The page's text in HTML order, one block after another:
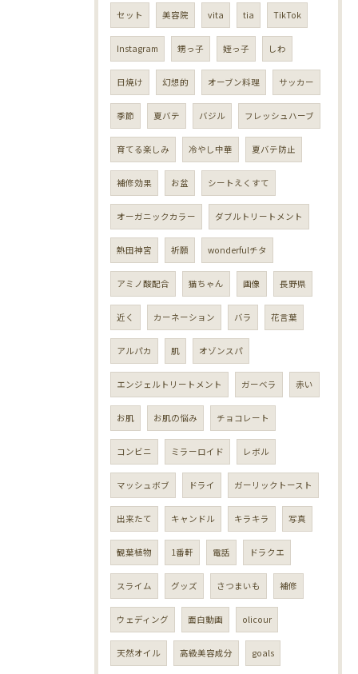
セット 美容院 vita tia TikTok
Instagram 甥っ子 姪っ子 しわ
日焼け 幻想的 オーブン料理 サッカー
季節 夏バテ バジル フレッシュハーブ
育てる楽しみ 冷やし中華 夏バテ防止
補修効果 お盆 シートえくすて
オーガニックカラー ダブルトリートメント
熱田神宮 祈願 wonderfulチタ
アミノ酸配合 猫ちゃん 画像 長野県
近く カーネーション バラ 花言葉
アルパカ 肌 オゾンスパ
エンジェルトリートメント ガーベラ 赤い
お肌 お肌の悩み チョコレート
コンビニ ミラーロイド レボル
マッシュボブ ドライ ガーリックトースト
出来たて キャンドル キラキラ 写真
観葉植物 1番軒 電話 ドラクエ
スライム グッズ さつまいも 補修
ウェディング 面白動画 olicour
天然オイル 高級美容成分 goals